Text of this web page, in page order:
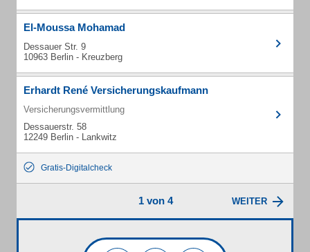
El-Moussa Mohamad
Dessauer Str. 9
10963 Berlin - Kreuzberg
Erhardt René Versicherungskaufmann
Versicherungsvermittlung
Dessauerstr. 58
12249 Berlin - Lankwitz
Gratis-Digitalcheck
1 von 4 WEITER